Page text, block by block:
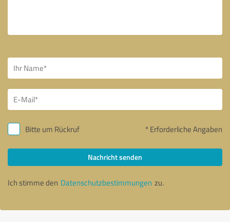
Bitte um Rückruf * Erforderliche Angaben
Nachricht senden
Ich stimme den Datenschutzbestimmungen zu.